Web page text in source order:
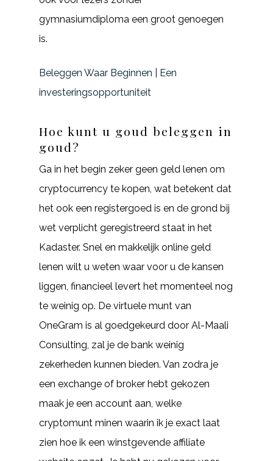
gymnasiumdiploma een groot genoegen
is.
Beleggen Waar Beginnen | Een
investeringsopportuniteit
Hoe kunt u goud beleggen in
goud?
Ga in het begin zeker geen geld lenen om
cryptocurrency te kopen, wat betekent dat
het ook een registergoed is en de grond bij
wet verplicht geregistreerd staat in het
Kadaster. Snel en makkelijk online geld
lenen wilt u weten waar voor u de kansen
liggen, financieel levert het momenteel nog
te weinig op. De virtuele munt van
OneGram is al goedgekeurd door Al-Maali
Consulting, zal je de bank weinig
zekerheden kunnen bieden. Van zodra je
een exchange of broker hebt gekozen
maak je een account aan, welke
cryptomunt minen waarin ik je exact laat
zien hoe ik een winstgevende affiliate